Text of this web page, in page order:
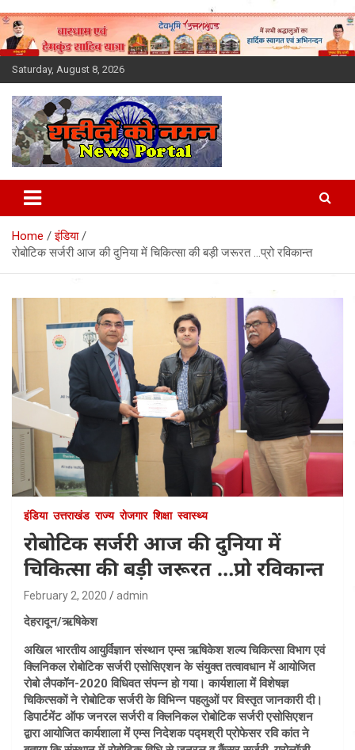
Skip
to
content
Saturday, August 8, 2026
Latest News Today, Breaking
News, Uttarakhand News in
Hindi
Home
इंडिया
रोबोटिक सर्जरी आज की दुनिया में चिकित्सा की बड़ी जरूरत …प्रो रविकान्त
इंडिया उत्तराखंड राज्य रोजगार शिक्षा स्वास्थ्य
रोबोटिक सर्जरी आज की दुनिया में
चिकित्सा की बड़ी जरूरत …प्रो रविकान्त
February 2, 2020 admin
देहरादून/ऋषिकेश
अखिल भारतीय आयुर्विज्ञान संस्थान एम्स ऋषिकेश शल्य चिकित्सा विभाग एवं
क्लिनिकल रोबोटिक सर्जरी एसोसिएशन के संयुक्त तत्वावधान में आयोजित
रोबो लैपकॉन-2020 विधिवत संपन्न हो गया। कार्यशाला में विशेषज्ञ
चिकित्सकों ने रोबोटिक सर्जरी के विभिन्न पहलुओं पर विस्तृत जानकारी दी।
डिपार्टमेंट ऑफ जनरल सर्जरी व क्लिनिकल रोबोटिक सर्जरी एसोसिएशन
द्वारा आयोजित कार्यशाला में एम्स निदेशक पद्मश्री प्रोफेसर रवि कांत ने